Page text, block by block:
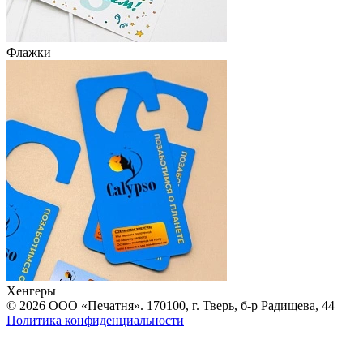
Флажки
Хенгеры
© 2026 ООО «Печатня». 170100, г. Тверь, б-р Радищева, 44
Политика конфиденциальности